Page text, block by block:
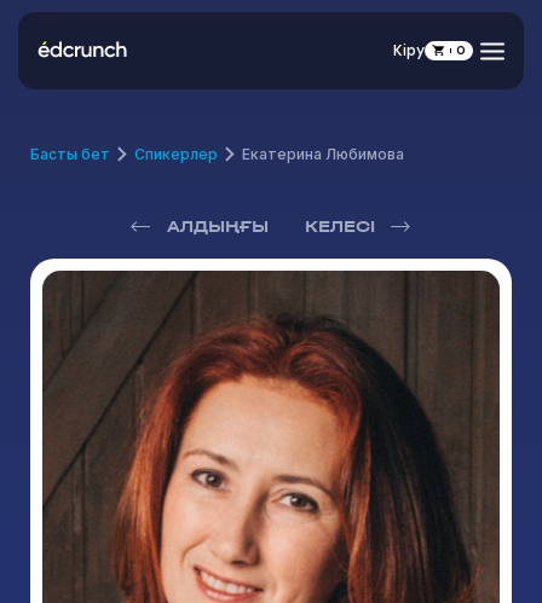
Кіру 0
Басты бет Спикерлер Екатерина Любимова
АЛДЫҢҒЫ КЕЛЕСІ